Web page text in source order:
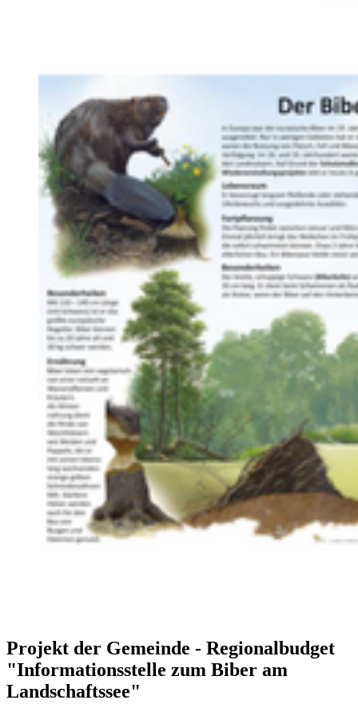
Projekt der Gemeinde - Regionalbudget
"Informationsstelle zum Biber am
Landschaftssee"